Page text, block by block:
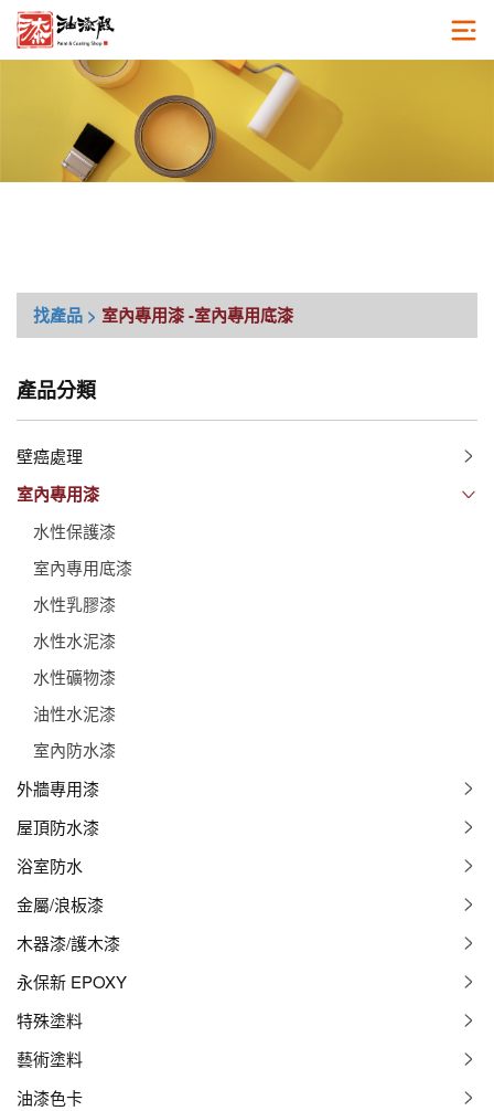
找產品 > 室內專用漆-室內專用底漆
產品分類
壁癌處理
室內專用漆
水性保護漆
室內專用底漆
水性乳膠漆
水性水泥漆
水性礦物漆
油性水泥漆
室內防水漆
外牆專用漆
屋頂防水漆
浴室防水
金屬/浪板漆
木器漆/護木漆
永保新 EPOXY
特殊塗料
藝術塗料
油漆色卡